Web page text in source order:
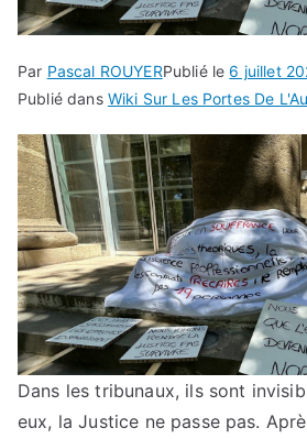
Par Pascal ROUYERPublié le 6 juillet
Publié dans Wiki Sur Les Portes De
Dans les tribunaux, ils sont
eux, la Justice ne passe pas.